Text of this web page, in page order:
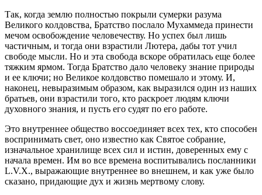
Так, когда землю полностью покрыли сумерки разума
Великого колдовства, Братство послало Мухаммеда принести
мечом освобождение человечеству. Но успех был лишь
частичным, и тогда они взрастили Лютера, дабы тот учил
свободе мысли. Но и эта свобода вскоре обратилась еще более
тяжким ярмом. Тогда Братство дало человеку знание природы
и ее ключи; но Великое колдовство помешало и этому. И,
наконец, невыразимым образом, как выразился один из наших
братьев, они взрастили того, кто раскроет людям ключи
духовного знания, и пусть его судят по его работе.
Это внутреннее общество воссоединяет всех тех, кто способен
воспринимать свет, оно известно как Святое собрание,
изначальное хранилище всех сил и истин, доверенных ему с
начала времен. Им во все времена воспитывались посланники
L.V.X., выражающие внутреннее во внешнем, и как уже было
сказано, придающие дух и жизнь мертвому слову.